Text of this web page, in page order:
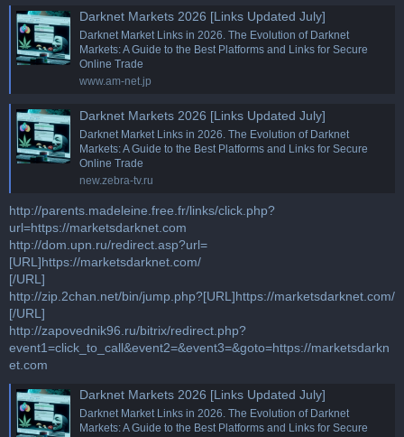
Darknet Markets 2026 [Links Updated July]
Darknet Market Links in 2026. The Evolution of Darknet
Markets: A Guide to the Best Platforms and Links for Secure
Online Trade
www.am-net.jp
Darknet Markets 2026 [Links Updated July]
Darknet Market Links in 2026. The Evolution of Darknet
Markets: A Guide to the Best Platforms and Links for Secure
Online Trade
new.zebra-tv.ru
http://parents.madeleine.free.fr/links/click.php?
url=https://marketsdarknet.com
http://dom.upn.ru/redirect.asp?url=
[URL]https://marketsdarknet.com/
[/URL]
http://zip.2chan.net/bin/jump.php?[URL]https://marketsdarknet.com/
[/URL]
http://zapovednik96.ru/bitrix/redirect.php?
event1=click_to_call&event2=&event3=&goto=https://marketsdarkn
et.com
Darknet Markets 2026 [Links Updated July]
Darknet Market Links in 2026. The Evolution of Darknet
Markets: A Guide to the Best Platforms and Links for Secure